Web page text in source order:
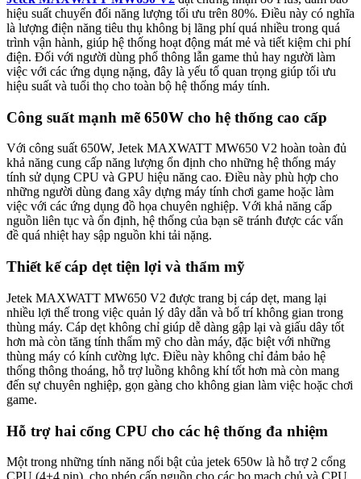
hiệu suất chuyển đổi năng lượng tối ưu trên 80%. Điều này có nghĩa
là lượng điện năng tiêu thụ không bị lãng phí quá nhiều trong quá
trình vận hành, giúp hệ thống hoạt động mát mẻ và tiết kiệm chi phí
điện. Đối với người dùng phổ thông lẫn game thủ hay người làm
việc với các ứng dụng nặng, đây là yếu tố quan trọng giúp tối ưu
hiệu suất và tuổi thọ cho toàn bộ hệ thống máy tính.
Công suất mạnh mẽ 650W cho hệ thống cao cấp
Với công suất 650W, Jetek MAXWATT MW650 V2 hoàn toàn đủ
khả năng cung cấp năng lượng ổn định cho những hệ thống máy
tính sử dụng CPU và GPU hiệu năng cao. Điều này phù hợp cho
những người dùng đang xây dựng máy tính chơi game hoặc làm
việc với các ứng dụng đồ họa chuyên nghiệp. Với khả năng cấp
nguồn liên tục và ổn định, hệ thống của bạn sẽ tránh được các vấn
đề quá nhiệt hay sập nguồn khi tải nặng.
Thiết kế cáp dẹt tiện lợi và thẩm mỹ
Jetek MAXWATT MW650 V2 được trang bị cáp dẹt, mang lại
nhiều lợi thế trong việc quản lý dây dẫn và bố trí không gian trong
thùng máy. Cáp dẹt không chỉ giúp dễ dàng gập lại và giấu dây tốt
hơn mà còn tăng tính thẩm mỹ cho dàn máy, đặc biệt với những
thùng máy có kính cường lực. Điều này không chỉ đảm bảo hệ
thống thông thoáng, hỗ trợ luồng không khí tốt hơn mà còn mang
đến sự chuyên nghiệp, gọn gàng cho không gian làm việc hoặc chơi
game.
Hỗ trợ hai cổng CPU cho các hệ thống đa nhiệm
Một trong những tính năng nổi bật của jetek 650w là hỗ trợ 2 cổng